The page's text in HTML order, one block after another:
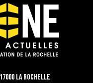
La Rochelle